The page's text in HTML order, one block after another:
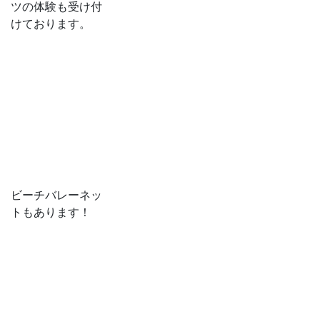
ツの体験も受け付
けております。
ビーチバレーネッ
トもあります！